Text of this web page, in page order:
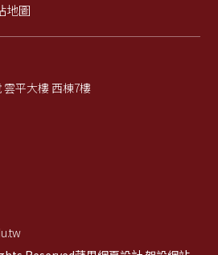
地圖
雲平大樓 西棟7樓